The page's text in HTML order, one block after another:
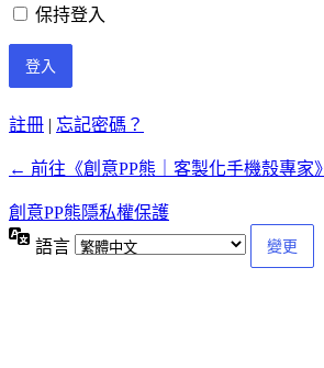
保持登入
註冊 | 忘記密碼？
← 前往《創意PP熊｜客製化手機殼專家》
創意PP熊隱私權保護
語言